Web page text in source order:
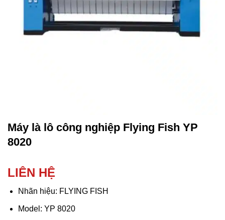
Máy là lô công nghiệp Flying Fish YP
8020
LIÊN HỆ
Nhãn hiệu: FLYING FISH
Model: YP 8020